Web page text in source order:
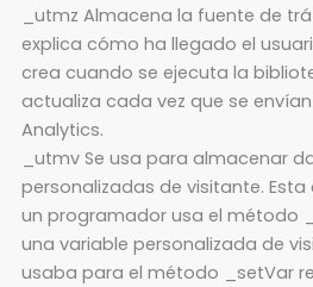
_utmz Almacena la fuente de
explica cómo ha llegado el
crea cuando se ejecuta la
actualiza cada vez que se
Analytics.
_utmv Se usa para almacenar
personalizadas de visitante.
un programador usa el método
una variable personalizada de
usaba para el método _setVar